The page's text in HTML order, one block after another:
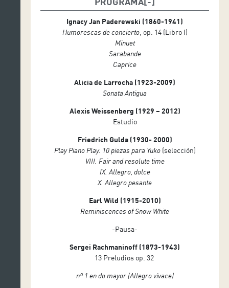
Ignacy Jan Paderewski (1860-1941)
Humorescas de concierto, op. 14 (Libro I)
Minuet
Sarabande
Caprice
Alicia de Larrocha (1923-2009)
Sonata Antigua
Alexis Weissenberg (1929 – 2012)
Estudio
Friedrich Gulda (1930- 2000)
Play Piano Play. 10 piezas para Yuko(selección)
VIII. Fair and resolute time
IX. Allegro, dolce
X. Allegro pesante
Earl Wild (1915-2010)
Reminiscences of Snow White
-Pausa-
Sergei Rachmaninoff (1873-1943)
13 Preludios op. 32
nº 1 en do mayor (Allegro vivace)